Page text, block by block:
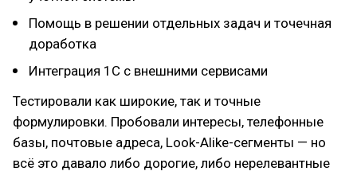
Помощь в решении отдельных задач и точечная
доработка
Интеграция 1С с внешними сервисами
Тестировали как широкие, так и точные
формулировки. Пробовали интересы, телефонные
базы, почтовые адреса, Look-Alike-сегменты — но
всё это давало либо дорогие, либо нерелевантные